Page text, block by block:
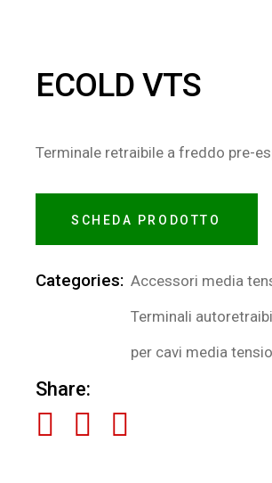
ECOLD VTS
Terminale retraibile a freddo pre-
SCHEDA PRODOTTO
Categories: Accessori media
Terminali
per cavi media
Share: